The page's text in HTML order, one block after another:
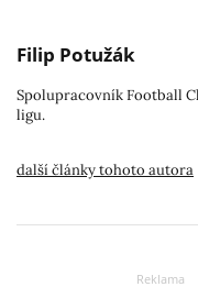
Filip Potužák
Spolupracovník Football
ligu.
další články tohoto autora